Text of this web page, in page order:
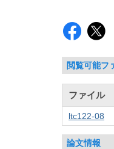
閲覧可能フ
ファイル
ltc122-08
論文情報